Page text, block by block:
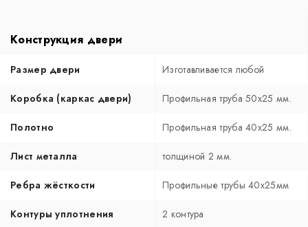
Конструкция двери
Размер двери Изготавливается любой
Коробка (каркас двери) Профильная труба 50х25 мм.
Полотно Профильная труба 40х25 мм.
Лист металла толщиной 2 мм.
Ребра жёсткости Профильные трубы 40х25мм
Контуры уплотнения 2 контура